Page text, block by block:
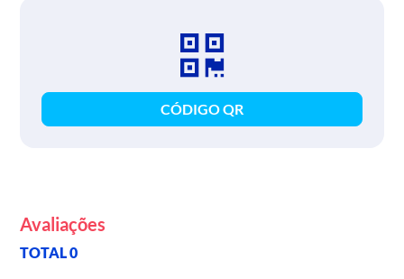
CÓDIGO QR
Avaliações
TOTAL 0